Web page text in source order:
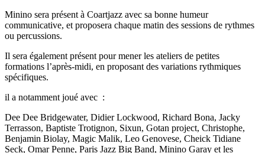
Minino sera présent à Coartjazz avec sa bonne humeur
communicative, et proposera chaque matin des sessions de rythmes
ou percussions.
Il sera également présent pour mener les ateliers de petites
formations l’après-midi, en proposant des variations rythmiques
spécifiques.
il a notamment joué avec :
Dee Dee Bridgewater, Didier Lockwood, Richard Bona, Jacky
Terrasson, Baptiste Trotignon, Sixun, Gotan project, Christophe,
Benjamin Biolay, Magic Malik, Leo Genovese, Cheick Tidiane
Seck, Omar Penne, Paris Jazz Big Band, Minino Garay et les